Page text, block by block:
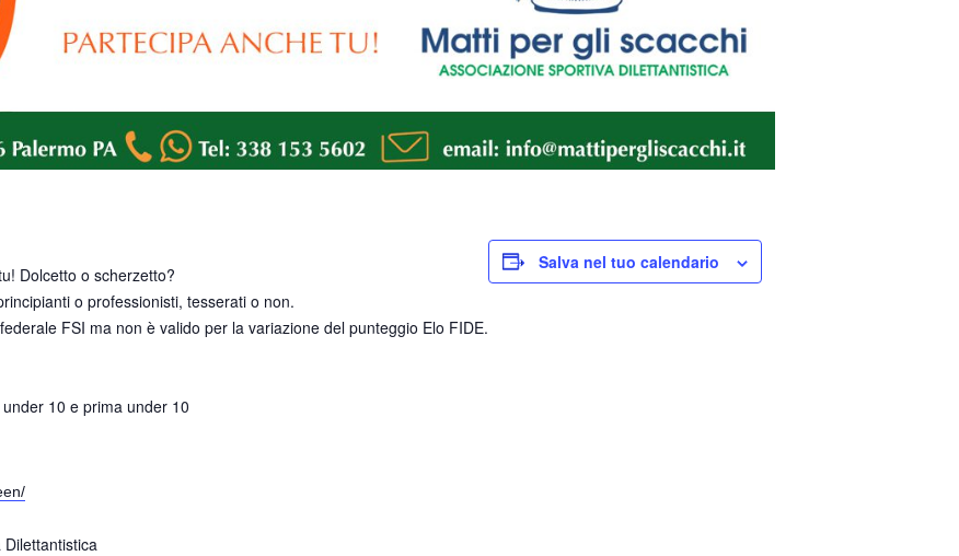
Dolcetto o scherzetto?
o professionisti, tesserati o non.
FSI ma non è valido per la variazione del punteggio Elo FIDE.
10 e prima under 10
Salva nel tuo calendario